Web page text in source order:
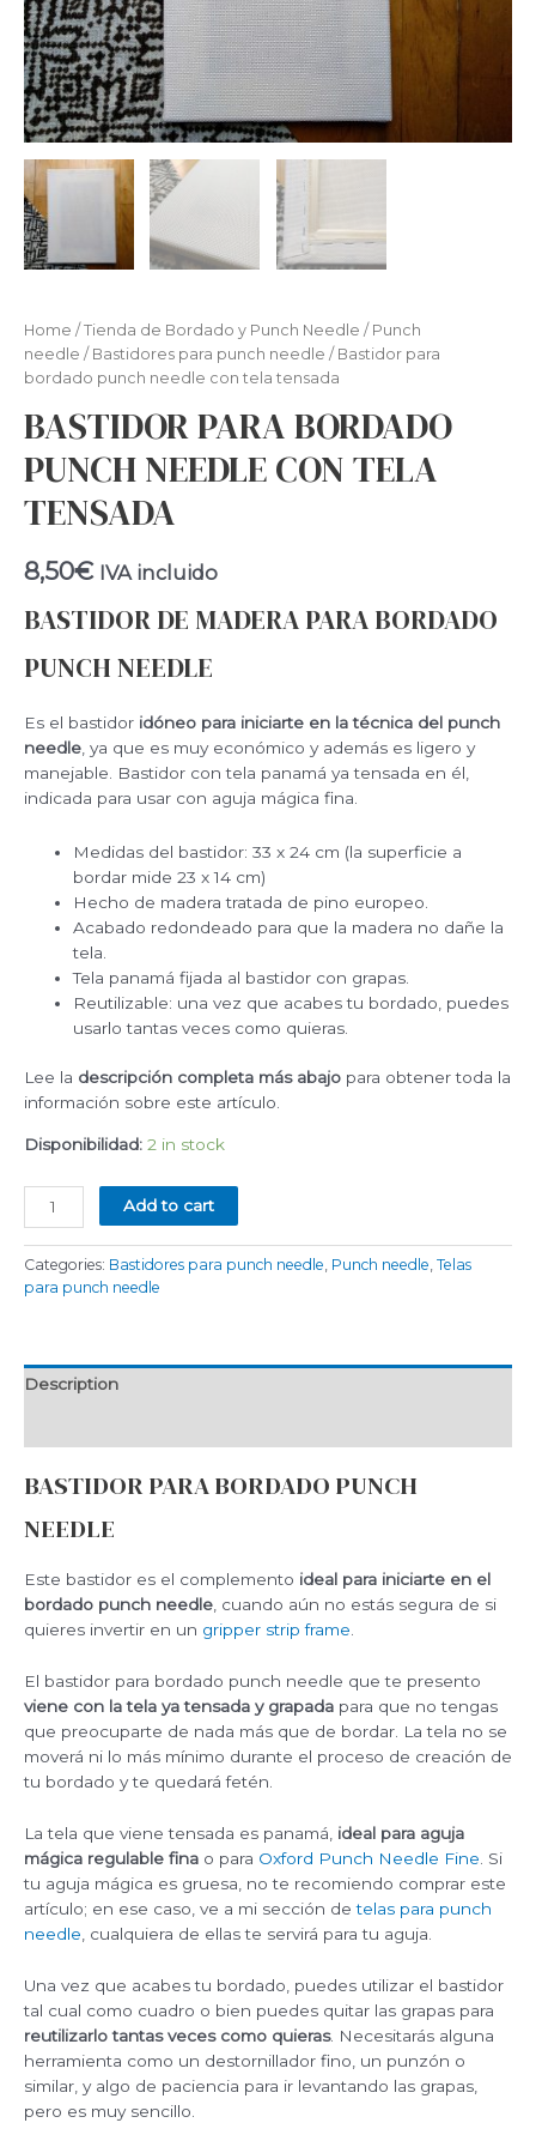
Home /Tienda de Bordado y Punch Needle / Punch
needle / Bastidores para punch needle / Bastidor para
bordado punch needle con tela tensada
BASTIDOR PARA BORDADO
PUNCH NEEDLE CON TELA
TENSADA
8,50€ IVA incluido
BASTIDOR DE MADERA PARA BORDADO
PUNCH NEEDLE
Es el bastidor idóneo para iniciarte en la técnica del punch
needle , ya que es muy económico y además es ligero y
manejable. Bastidor con tela panamá ya tensada en él,
indicada para usar con aguja mágica fina.
Medidas del bastidor: 33 x 24 cm (la superficie a
bordar mide 23 x 14 cm)
Hecho de madera tratada de pino europeo.
Acabado redondeado para que la madera no dañe la
tela.
Tela panamá fijada al bastidor con grapas.
Reutilizable: una vez que acabes tu bordado, puedes
usarlo tantas veces como quieras.
Lee la descripción completa más abajo para obtener toda la
información sobre este artículo.
Disponibilidad: 2 in stock
bordado
punch
needle
tensada
quantity
Add to cart
Categories: Bastidores para punch needle Punch needle Telas
para punch needle
Description
BASTIDOR PARA BORDADO PUNCH
NEEDLE
Este bastidor es el complemento ideal para iniciarte en el
bordado punch needle , cuando aún no estás segura de si
quieres invertir en un gripper strip frame
El bastidor para bordado punch needle que te presento
viene con la tela ya tensada y grapada para que no tengas
que preocuparte de nada más que de bordar. La tela no se
moverá ni lo más mínimo durante el proceso de creación de
tu bordado y te quedará fetén.
La tela que viene tensada es panamá, ideal para aguja
mágica regulable fina o para Oxford Punch Needle Fine . Si
tu aguja mágica es gruesa, no te recomiendo comprar este
artículo; en ese caso, ve a mi sección detelas para punch
needle , cualquiera de ellas te servirá para tu aguja.
Una vez que acabes tu bordado, puedes utilizar el bastidor
tal cual como cuadro o bien puedes quitar las grapas para
reutilizarlo tantas veces como quieras. Necesitarás alguna
herramienta como un destornillador fino, un punzón o
similar, y algo de paciencia para ir levantando las grapas,
pero es muy sencillo.